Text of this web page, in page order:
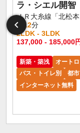
ラ・シエル開智
ＪＲ大糸線「北松
歩
12分
2LDK - 3LDK
137,000 - 185,000
新築・築浅
オート
バス・トイレ別
都
インターネット無料